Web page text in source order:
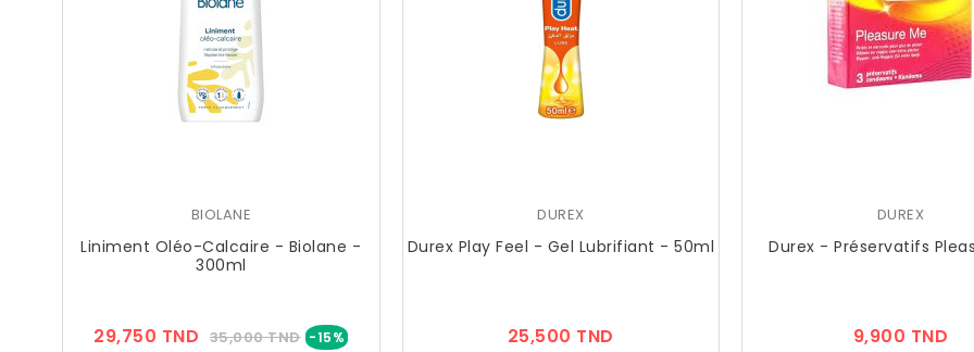
BIOLANE
Liniment Oléo-Calcaire - Biolane -
300ml
29,750 TND Prix
35,000 TND -15%Prix
DUREX
Durex Play Feel - Gel Lubrifiant - 50ml
25,500 TND
DUREX
Durex - Préservatifs
9,900 TND